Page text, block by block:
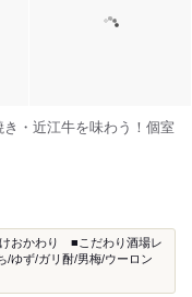
き・近江牛を味わう！個室
おかわり ■こだわり酒場レ
/ゆず/ガリ酎/男梅/ウーロン